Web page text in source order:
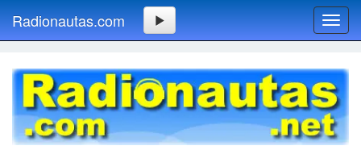
Radionautas.com